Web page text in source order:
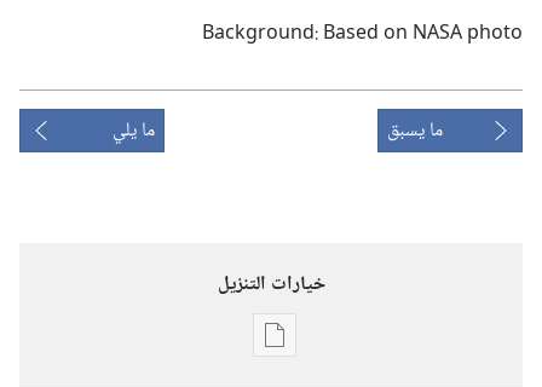
Background: Based on NASA photo
ما يسبق ما يلي
خيارات التنزيل
خيارات